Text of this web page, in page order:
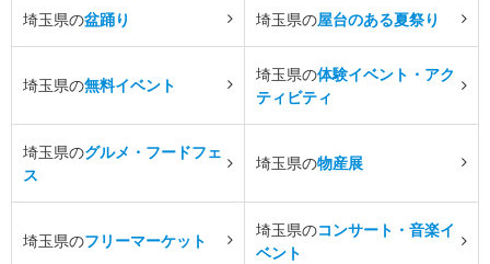
埼玉県の盆踊り 埼玉県の屋台のある夏祭り
埼玉県の無料イベント
埼玉県の体験イベント・アク
ティビティ
埼玉県のグルメ・フードフェ
ス
埼玉県の物産展
埼玉県のフリーマーケット
埼玉県のコンサート・音楽イ
ベント